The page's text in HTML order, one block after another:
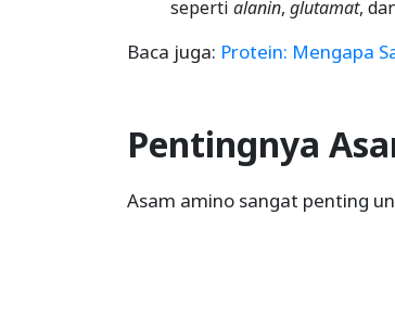
seperti alanin, glutamat,
Baca juga: Protein: Mengapa
Pentingnya
Asam amino sangat penting